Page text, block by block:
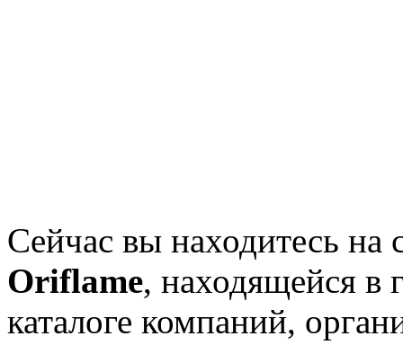
Сейчас вы находитесь на
Oriflame, находящейся в
каталоге компаний,